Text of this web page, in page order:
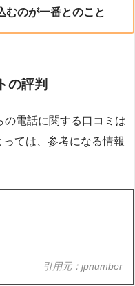
むのが一番とのこと
の評判
の電話に関する口コミは
ては、参考になる情報
引用元：jpnumber